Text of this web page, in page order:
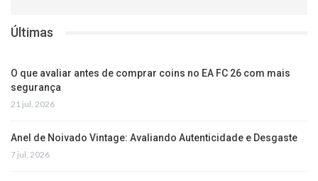
Últimas
O que avaliar antes de comprar coins no EA FC 26 com mais
segurança
21 jul, 2026
Anel de Noivado Vintage: Avaliando Autenticidade e Desgaste
7 jul, 2026